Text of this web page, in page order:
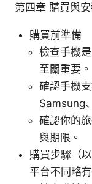
第四章 購買與安
購買前準備
檢查手機
至關重要。
確認手機
Samsung
確認你的
與期限。
購買步驟（
平台不同略有